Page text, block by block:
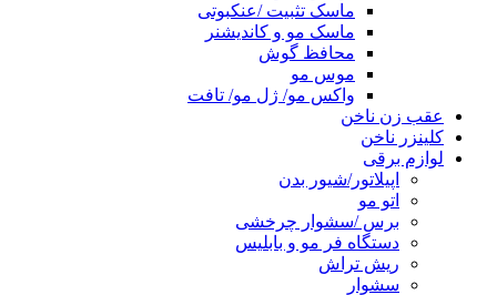
ماسک تثبیت /عنکبوتی
ماسک مو و کاندیشنر
محافظ گوش
موس مو
واکس مو/ ژل مو/ تافت
عقب زن ناخن
کلینزر ناخن
لوازم برقی
اپیلاتور/شیور بدن
اتو مو
برس /سشوار چرخشی
دستگاه فر مو و بابلیس
ریش تراش
سشوار